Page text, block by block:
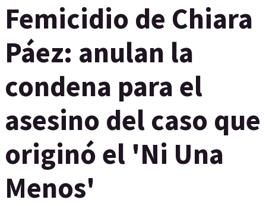
Femicidio de Chiara
Páez: anulan la
condena para el
asesino del caso que
originó el 'Ni Una
Menos'